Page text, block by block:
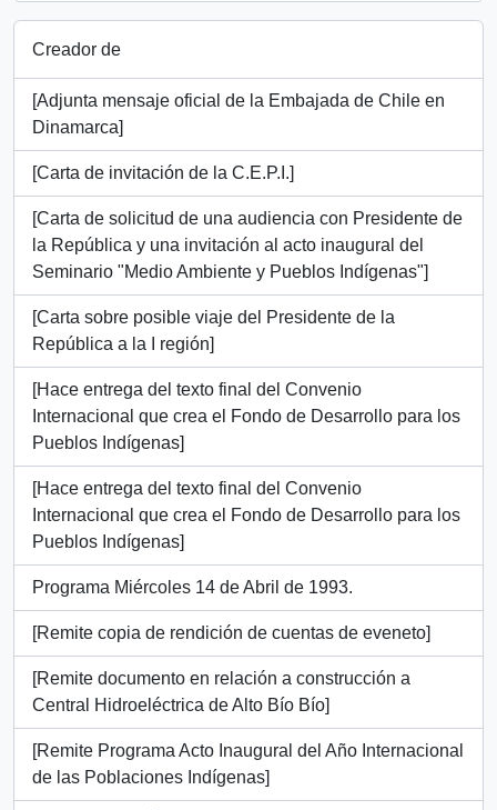
Creador de
[Adjunta mensaje oficial de la Embajada de Chile en
Dinamarca]
[Carta de invitación de la C.E.P.I.]
[Carta de solicitud de una audiencia con Presidente de
la República y una invitación al acto inaugural del
Seminario "Medio Ambiente y Pueblos Indígenas"]
[Carta sobre posible viaje del Presidente de la
República a la I región]
[Hace entrega del texto final del Convenio
Internacional que crea el Fondo de Desarrollo para los
Pueblos Indígenas]
[Hace entrega del texto final del Convenio
Internacional que crea el Fondo de Desarrollo para los
Pueblos Indígenas]
Programa Miércoles 14 de Abril de 1993.
[Remite copia de rendición de cuentas de eveneto]
[Remite documento en relación a construcción a
Central Hidroeléctrica de Alto Bío Bío]
[Remite Programa Acto Inaugural del Año Internacional
de las Poblaciones Indígenas]